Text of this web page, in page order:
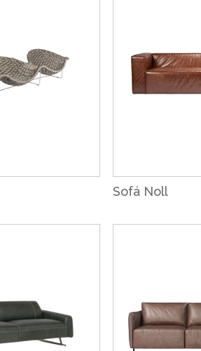
Sofá Noll